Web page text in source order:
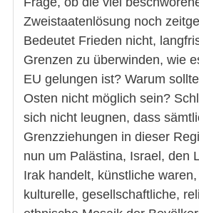
Zweistaatenlösung noch
Bedeutet Frieden nicht,
Grenzen zu überwinden, wie
EU gelungen ist? Warum
Osten nicht möglich sein?
sich nicht leugnen, dass
Grenzziehungen in dieser
nun um Palästina, Israel, den
Irak handelt, künstliche
kulturelle, gesellschaftliche,